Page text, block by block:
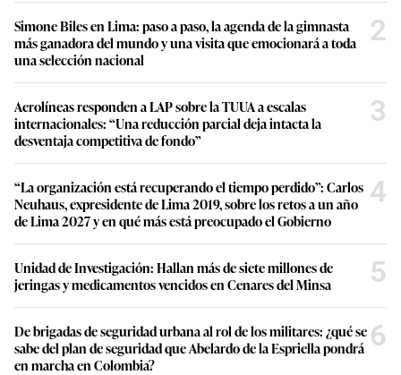
Simone Biles en Lima: paso a paso, la agenda de la gimnasta
más ganadora del mundo y una visita que emocionará a toda
una selección nacional
2
Aerolíneas responden a LAP sobre la TUUA a escalas
internacionales: “Una reducción parcial deja intacta la
desventaja competitiva de fondo”
3
“La organización está recuperando el tiempo perdido”: Carlos
Neuhaus, expresidente de Lima 2019, sobre los retos a un año
de Lima 2027 y en qué más está preocupado el Gobierno
4
Unidad de Investigación: Hallan más de siete millones de
jeringas y medicamentos vencidos en Cenares del Minsa
5
De brigadas de seguridad urbana al rol de los militares: ¿qué se
sabe del plan de seguridad que Abelardo de la Espriella pondrá
en marcha en Colombia?
6